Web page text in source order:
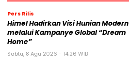
Pers Rilis
Himel Hadirkan Visi Hunian Modern
melalui Kampanye Global “Dream
Home”
Sabtu, 8 Agu 2026 - 14:26 WIB